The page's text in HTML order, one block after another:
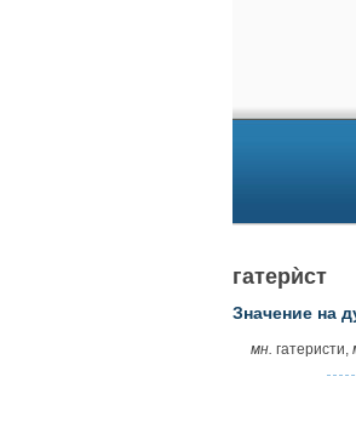
гатерѝст
Значение на
мн. гатеристи,